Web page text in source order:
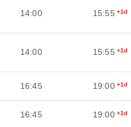
14:00 15:55 +1d
14:00 15:55 +1d
16:45 19:00 +1d
16:45 19:00 +1d